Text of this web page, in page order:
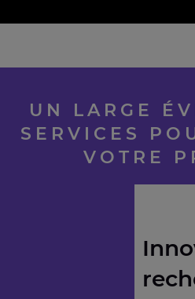
UN LARGE
SERVICES
VOTRE